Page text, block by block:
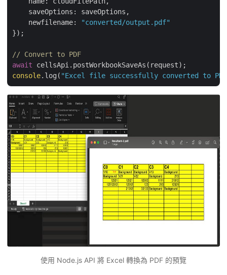
saveOptions : saveOptions,
newfilename:
"converted/output.pdf"
});
// Convert to PDF
await
console.log( "Excel file successfully converted to
使用 Node.js API 將 Excel 轉換為 PDF 的預覽